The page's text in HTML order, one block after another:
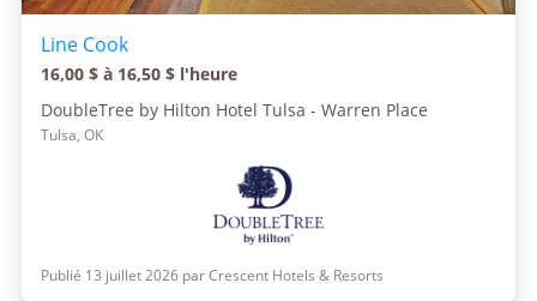
Line Cook
16,00 $ à 16,50 $ l'heure
DoubleTree by Hilton Hotel Tulsa - Warren Place
Tulsa, OK
Publié 13 juillet 2026 par Crescent Hotels & Resorts